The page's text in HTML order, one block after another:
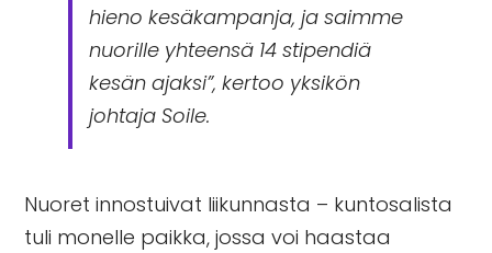
hieno kesäkampanja, ja saimme
nuorille yhteensä 14 stipendiä
kesän ajaksi”, kertoo yksikön
johtaja Soile.
Nuoret innostuivat liikunnasta – kuntosalista
tuli monelle paikka, jossa voi haastaa